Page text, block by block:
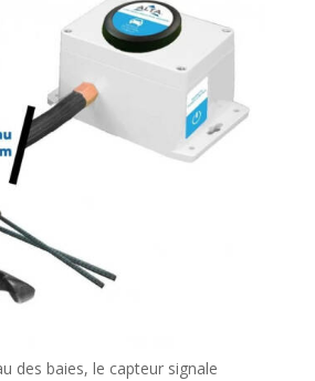
des baies, le capteur signale